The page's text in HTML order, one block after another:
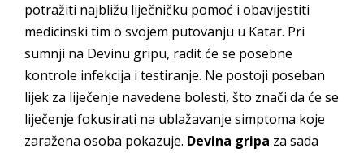
potražiti najbližu liječničku pomoć i obavijestiti
medicinski tim o svojem putovanju u Katar. Pri
sumnji na Devinu gripu, radit će se posebne
kontrole infekcija i testiranje. Ne postoji poseban
lijek za liječenje navedene bolesti, što znači da će se
liječenje fokusirati na ublažavanje simptoma koje
zaražena osoba pokazuje. Devina gripa za sada